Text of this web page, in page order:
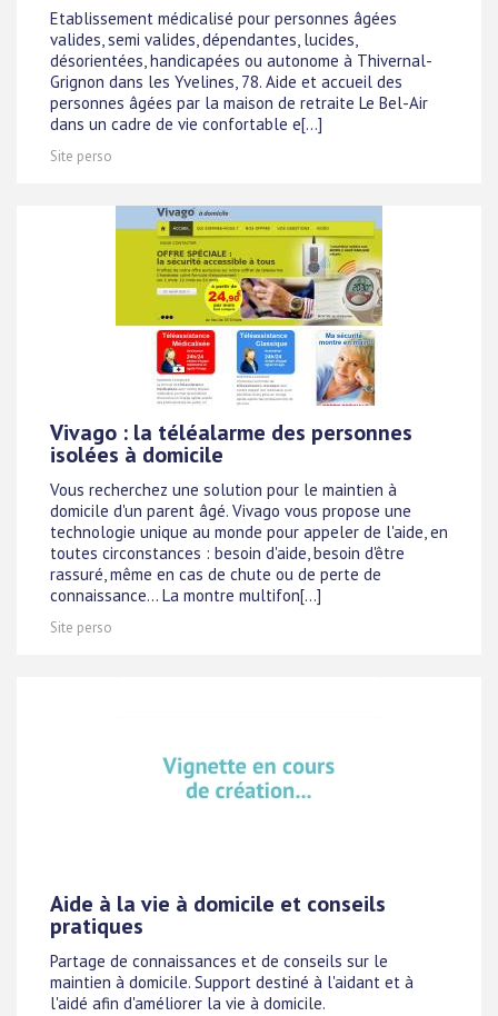
Etablissement médicalisé pour personnes âgées
valides, semi valides, dépendantes, lucides,
désorientées, handicapées ou autonome à Thivernal-
Grignon dans les Yvelines, 78. Aide et accueil des
personnes âgées par la maison de retraite Le Bel-Air
dans un cadre de vie confortable e[...]
Site perso
Vivago : la téléalarme des personnes
isolées à domicile
Vous recherchez une solution pour le maintien à
domicile d'un parent âgé. Vivago vous propose une
technologie unique au monde pour appeler de l'aide, en
toutes circonstances : besoin d'aide, besoin d'être
rassuré, même en cas de chute ou de perte de
connaissance... La montre multifon[...]
Site perso
Aide à la vie à domicile et conseils
pratiques
Partage de connaissances et de conseils sur le
maintien à domicile. Support destiné à l'aidant et à
l'aidé afin d'améliorer la vie à domicile.